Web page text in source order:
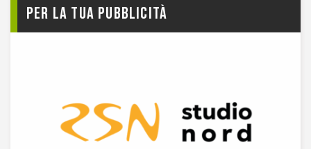
Per la tua pubblicità